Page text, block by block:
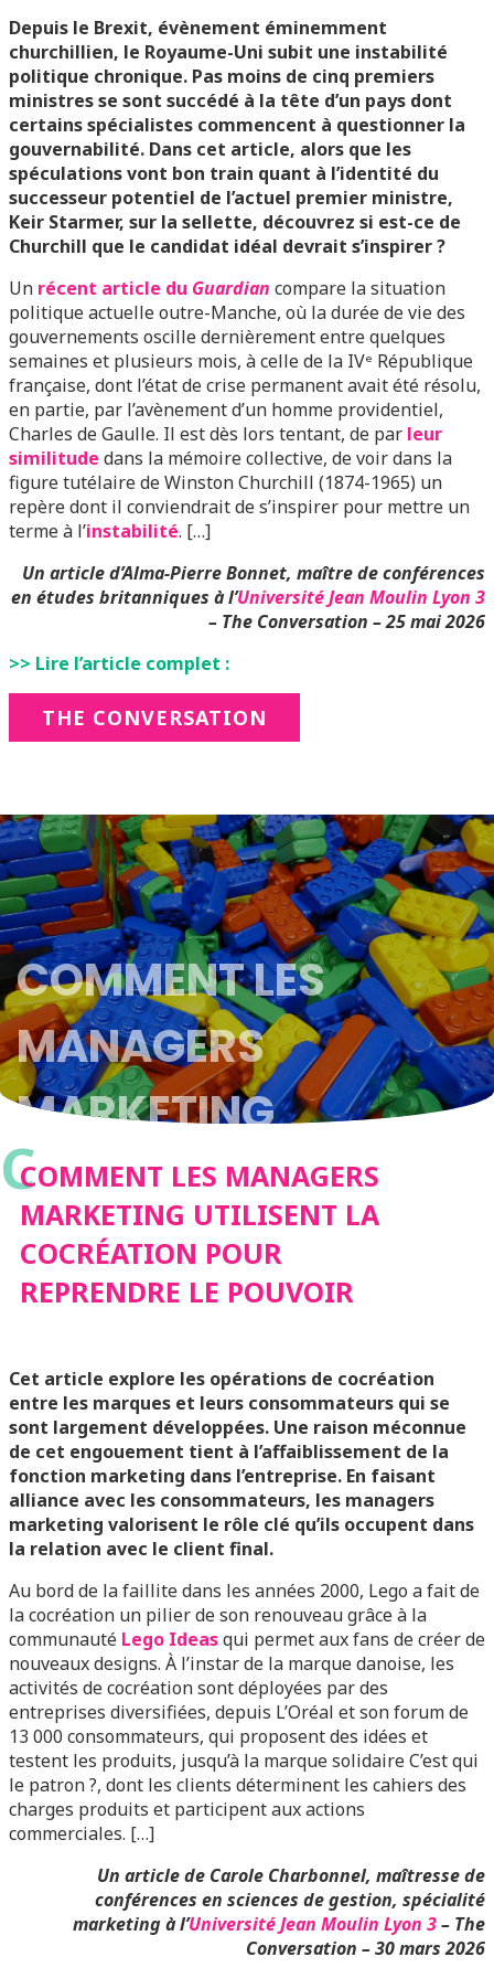
Depuis le Brexit, évènement éminemment
churchillien, le Royaume-Uni subit une instabilité
politique chronique. Pas moins de cinq premiers
ministres se sont succédé à la tête d’un pays dont
certains spécialistes commencent à questionner la
gouvernabilité. Dans cet article, alors que les
spéculations vont bon train quant à l’identité du
successeur potentiel de l’actuel premier ministre,
Keir Starmer, sur la sellette, découvrez si est-ce de
Churchill que le candidat idéal devrait s’inspirer ?
Un récent article du Guardian compare la situation
politique actuelle outre-Manche, où la durée de vie des
gouvernements oscille dernièrement entre quelques
semaines et plusieurs mois, à celle de la IVᵉ République
française, dont l’état de crise permanent avait été résolu,
en partie, par l’avènement d’un homme providentiel,
Charles de Gaulle. Il est dès lors tentant, de par leur
similitude dans la mémoire collective, de voir dans la
figure tutélaire de Winston Churchill (1874-1965) un
repère dont il conviendrait de s’inspirer pour mettre un
terme à l’instabilité. […]
Un article d’Alma-Pierre Bonnet, maître de conférences
en études britanniques à l’Université Jean Moulin Lyon 3
– The Conversation – 25 mai 2026
>> Lire l’article complet :
THE CONVERSATION
COMMENT LES
MANAGERS
MARKETING
UTILISENT LA
COCRÉATION POUR
REPRENDRE LE
POUVOIR
CCOMMENT LES MANAGERS
MARKETING UTILISENT LA
COCRÉATION POUR
REPRENDRE LE POUVOIR
Cet article explore les opérations de cocréation
entre les marques et leurs consommateurs qui se
sont largement développées. Une raison méconnue
de cet engouement tient à l’affaiblissement de la
fonction marketing dans l’entreprise. En faisant
alliance avec les consommateurs, les managers
marketing valorisent le rôle clé qu’ils occupent dans
la relation avec le client final.
Au bord de la faillite dans les années 2000, Lego a fait de
la cocréation un pilier de son renouveau grâce à la
communauté Lego Ideasqui permet aux fans de créer de
nouveaux designs. À l’instar de la marque danoise, les
activités de cocréation sont déployées par des
entreprises diversifiées, depuis L’Oréal et son forum de
13 000 consommateurs, qui proposent des idées et
testent les produits, jusqu’à la marque solidaire C’est qui
le patron ?, dont les clients déterminent les cahiers des
charges produits et participent aux actions
commerciales. […]
Un article de Carole Charbonnel, maîtresse de
conférences en sciences de gestion, spécialité
marketing à l’Université Jean Moulin Lyon 3– The
Conversation – 30 mars 2026